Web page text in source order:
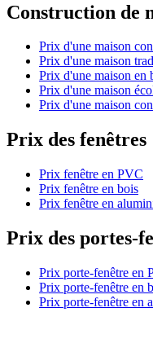
Construction de
Prix d'une maison
Prix d'une maison
Prix d'une maison en
Prix d'une maison
Prix d'une maison
Prix des fenêtres
Prix fenêtre en PVC
Prix fenêtre en bois
Prix fenêtre en
Prix des portes-
Prix porte-fenêtre en
Prix porte-fenêtre en
Prix porte-fenêtre en